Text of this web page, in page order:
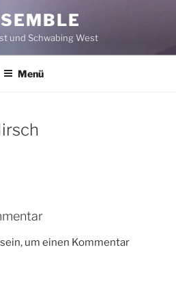
und Schwabing West
Menü
sein, um einen Kommentar